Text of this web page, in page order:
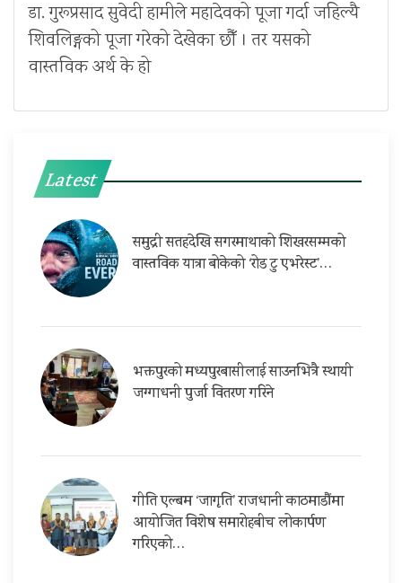
डा. गुरूप्रसाद सुवेदी हामीले महादेवको पूजा गर्दा जहिल्यै
शिवलिङ्गको पूजा गरेको देखेका छौँ । तर यसको
वास्तविक अर्थ के हो
Latest
समुद्री सतहदेखि सगरमाथाको शिखरसम्मको
वास्तविक यात्रा बोकेको ‘रोड टु एभरेस्ट’…
भक्तपुरको मध्यपुरबासीलाई साउनभित्रै स्थायी
जग्गाधनी पुर्जा वितरण गरिने
गीति एल्बम ‘जागृति’ राजधानी काठमाडौंमा
आयोजित विशेष समारोहबीच लोकार्पण
गरिएको…